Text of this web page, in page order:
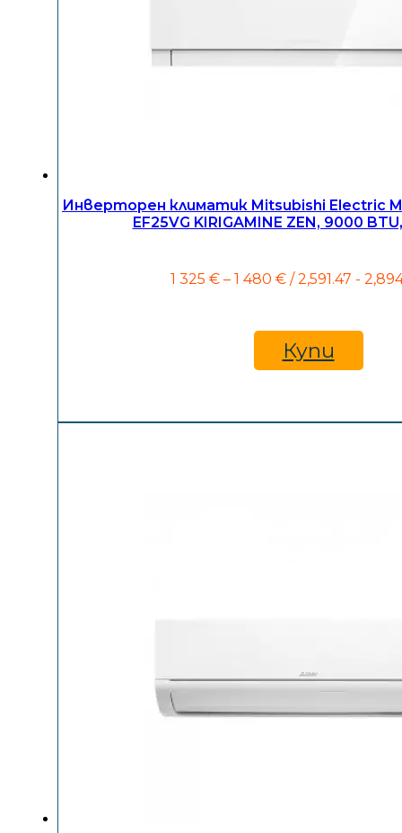
Инверторен климатик Mitsubishi Electric
EF25VG KIRIGAMINE ZEN, 9000
1 325 € – 1 480 €Price
325 €
through
1
/ 2,591.47 -
Купи